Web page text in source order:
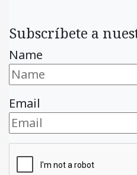
Subscríbete a
Name
Email